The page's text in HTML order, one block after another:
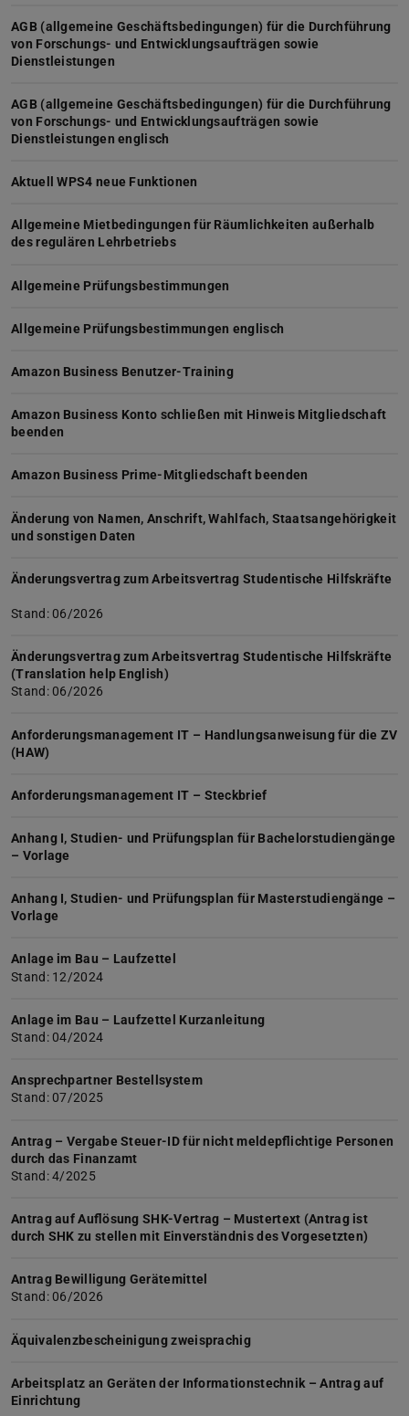
AGB (allgemeine Geschäftsbedingungen) für die Durchführung
von Forschungs- und Entwicklungsaufträgen sowie
Dienstleistungen
AGB (allgemeine Geschäftsbedingungen) für die Durchführung
von Forschungs- und Entwicklungsaufträgen sowie
Dienstleistungen englisch
Aktuell WPS4 neue Funktionen
Allgemeine Mietbedingungen für Räumlichkeiten außerhalb
des regulären Lehrbetriebs
Allgemeine Prüfungsbestimmungen
Allgemeine Prüfungsbestimmungen englisch
Amazon Business Benutzer-Training
Amazon Business Konto schließen mit Hinweis Mitgliedschaft
beenden
Amazon Business Prime-Mitgliedschaft beenden
Änderung von Namen, Anschrift, Wahlfach, Staatsangehörigkeit
und sonstigen Daten
Änderungsvertrag zum Arbeitsvertrag Studentische Hilfskräfte
Stand: 06/2026
Änderungsvertrag zum Arbeitsvertrag Studentische Hilfskräfte
(Translation help English)
Stand: 06/2026
Anforderungsmanagement IT – Handlungsanweisung für die ZV
(HAW)
Anforderungsmanagement IT – Steckbrief
Anhang I, Studien- und Prüfungsplan für Bachelorstudiengänge
– Vorlage
Anhang I, Studien- und Prüfungsplan für Masterstudiengänge –
Vorlage
Anlage im Bau – Laufzettel
Stand: 12/2024
Anlage im Bau – Laufzettel Kurzanleitung
Stand: 04/2024
Ansprechpartner Bestellsystem
Stand: 07/2025
Antrag – Vergabe Steuer-ID für nicht meldepflichtige Personen
durch das Finanzamt
Stand: 4/2025
Antrag auf Auflösung SHK-Vertrag – Mustertext (Antrag ist
durch SHK zu stellen mit Einverständnis des Vorgesetzten)
Antrag Bewilligung Gerätemittel
Stand: 06/2026
Äquivalenzbescheinigung zweisprachig
Arbeitsplatz an Geräten der Informationstechnik – Antrag auf
Einrichtung